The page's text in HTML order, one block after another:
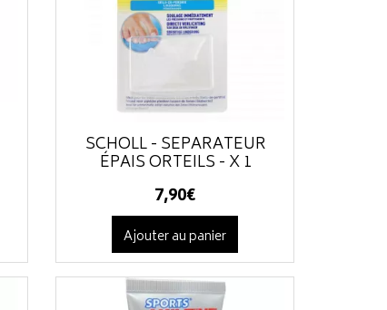
SCHOLL - SÉPARATEUR
ÉPAIS ORTEILS - X 1
7,90€
Ajouter au panier